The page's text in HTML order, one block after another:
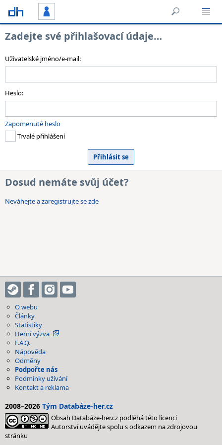
Zadejte své přihlašovací údaje…
Uživatelské jméno/e-mail:
Heslo:
Zapomenuté heslo
Trvalé přihlášení
Dosud nemáte svůj účet?
Neváhejte a zaregistrujte se zde
O webu
Články
Statistiky
Herní výzva
F.A.Q.
Nápověda
Odměny
Podpořte nás
Podmínky užívání
Kontakt a reklama
2008–2026 Tým Databáze-her.cz
Obsah Databáze-her.cz podléhá této licenci
Autorství uvádějte spolu s odkazem na zdrojovou
stránku